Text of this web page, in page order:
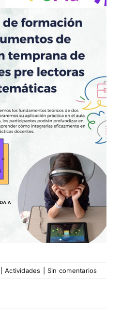
Actividades Sin comentarios